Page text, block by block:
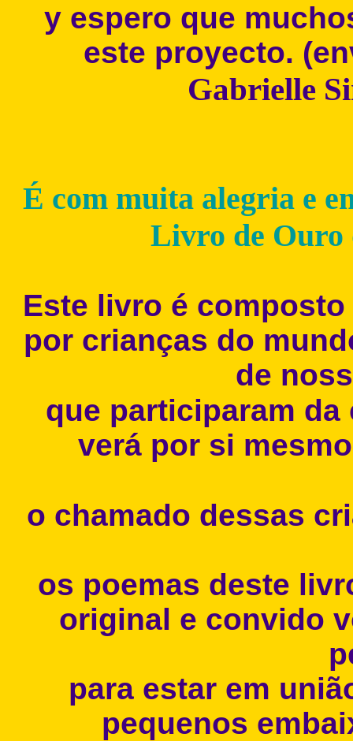
y espero que
este proyecto.
Gabrielle
É com muita alegria e
Livro de Ouro
Este livro é
por crianças do
de
que participaram
verá por si
o chamado dessas
os poemas deste
original e convido
para estar em
pequenos